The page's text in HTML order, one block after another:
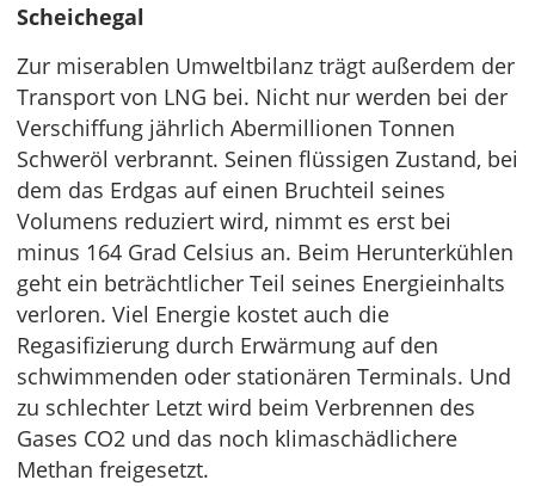
Scheichegal
Zur miserablen Umweltbilanz trägt außerdem der
Transport von LNG bei. Nicht nur werden bei der
Verschiffung jährlich Abermillionen Tonnen
Schweröl verbrannt. Seinen flüssigen Zustand, bei
dem das Erdgas auf einen Bruchteil seines
Volumens reduziert wird, nimmt es erst bei
minus 164 Grad Celsius an. Beim Herunterkühlen
geht ein beträchtlicher Teil seines Energieinhalts
verloren. Viel Energie kostet auch die
Regasifizierung durch Erwärmung auf den
schwimmenden oder stationären Terminals. Und
zu schlechter Letzt wird beim Verbrennen des
Gases CO2 und das noch klimaschädlichere
Methan freigesetzt.